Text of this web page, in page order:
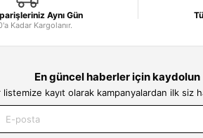
Aynı Gün
Kadar Kargolanır.
En güncel haberler için kaydolun
listemize kayıt olarak kampanyalardan ilk siz